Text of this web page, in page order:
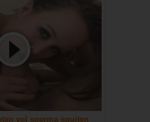
vol sperma spuiten